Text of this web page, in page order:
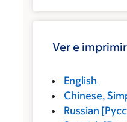
Ver e
English
Chinese,
Russian [